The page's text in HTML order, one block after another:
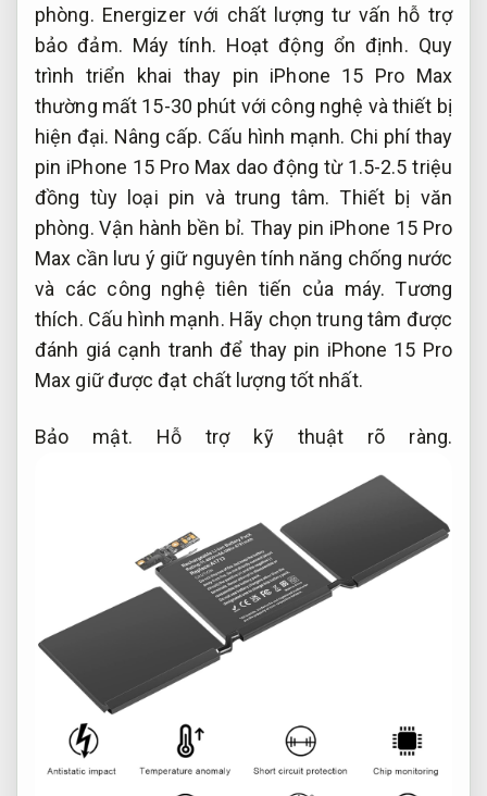
phòng. Energizer với chất lượng tư vấn hỗ trợ
bảo đảm. Máy tính. Hoạt động ổn định. Quy
trình triển khai thay pin iPhone 15 Pro Max
thường mất 15-30 phút với công nghệ và thiết bị
hiện đại. Nâng cấp. Cấu hình mạnh. Chi phí thay
pin iPhone 15 Pro Max dao động từ 1.5-2.5 triệu
đồng tùy loại pin và trung tâm.Thiết bị văn
phòng. Vận hành bền bỉ. Thay pin iPhone 15 Pro
Max cần lưu ý giữ nguyên tính năng chống nước
và các công nghệ tiên tiến của máy.Tương
thích. Cấu hình mạnh. Hãy chọn trung tâm được
đánh giá cạnh tranh để thay pin iPhone 15 Pro
Max giữ được đạt chất lượng tốt nhất.
Bảo mật. Hỗ trợ kỹ thuật rõ ràng.